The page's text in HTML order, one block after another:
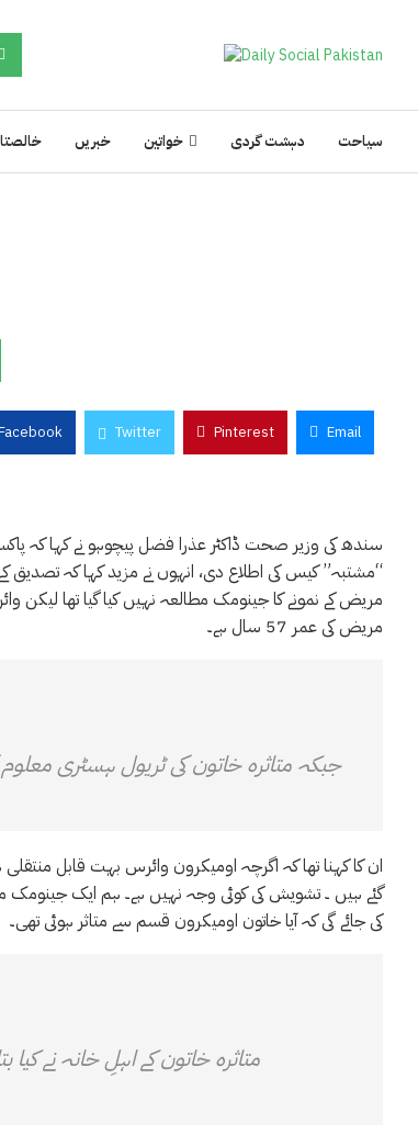
خبریں خواتین دہشت گردی سیاحت
Twitter Pinterest Email
سندھ کی وزیر صحت ڈاکٹر عذرا فضل پیچوہو نے کہا کہ
“مشتبہ” کیس کی اطلاع دی، انہوں نے مزید کہا کہ تصدیق کے
مریض کے نمونے کا جینومک مطالعہ نہیں کیا گیا تھا لیکن
مریض کی عمر 57 سال ہے۔
جبکہ متاثرہ خاتون کی ٹریول ہسٹری
ان کا کہنا تھا کہ اگرچہ اومیکرون وائرس بہت قابل
گئے ہیں ۔ تشویش کی کوئی وجہ نہیں ہے۔ ہم ایک
کی جائے گی کہ آیا خاتون اومیکرون قسم سے متاثر ہوئی تھی۔
متاثرہ خاتون کے اہلِ خانہ نے کیا